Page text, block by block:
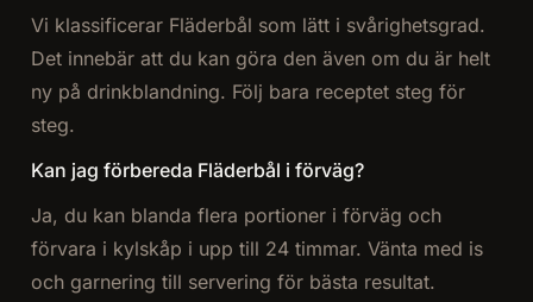
Vi klassificerar Fläderbål som lätt i svårighetsgrad.
Det innebär att du kan göra den även om du är helt
ny på drinkblandning. Följ bara receptet steg för
steg.
Kan jag förbereda Fläderbål i förväg?
Ja, du kan blanda flera portioner i förväg och
förvara i kylskåp i upp till 24 timmar. Vänta med is
och garnering till servering för bästa resultat.